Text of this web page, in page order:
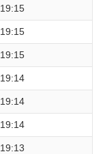
19:15
19:15
19:15
19:14
19:14
19:14
19:13